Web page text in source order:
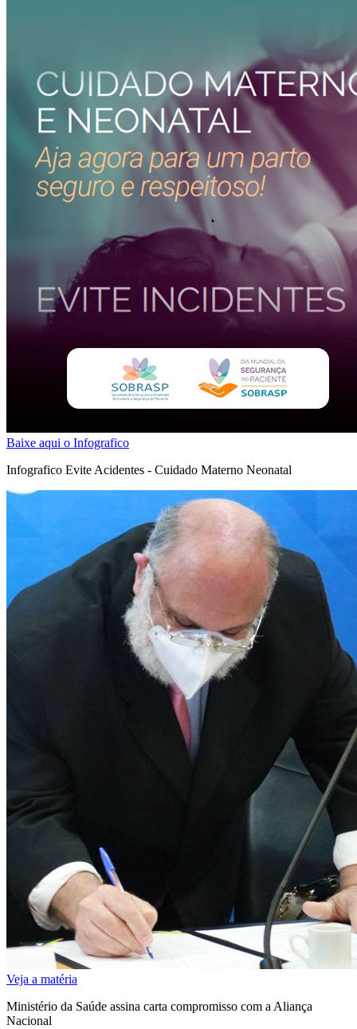
Baixe aqui o Infografico
Infografico Evite Acidentes - Cuidado Materno Neonatal
Veja a matéria
Ministério da Saúde assina carta compromisso com a Aliança
Nacional